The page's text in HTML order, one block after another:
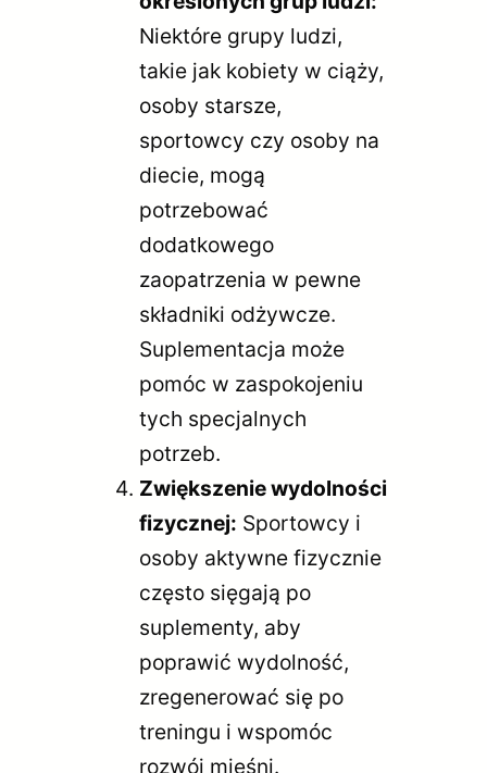
Niektóre grupy ludzi,
takie jak kobiety w ciąży,
osoby starsze,
sportowcy czy osoby na
diecie, mogą
potrzebować
dodatkowego
zaopatrzenia w pewne
składniki odżywcze.
Suplementacja może
pomóc w zaspokojeniu
tych specjalnych
potrzeb.
Zwiększenie wydolności
fizycznej: Sportowcy i
osoby aktywne fizycznie
często sięgają po
suplementy, aby
poprawić wydolność,
zregenerować się po
treningu i wspomóc
rozwój mięśni.